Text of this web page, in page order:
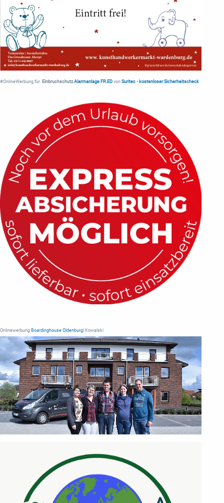
#OnlineWerbung für Einbruchschutz Alarmanlage FR.ED von Suritec • kostenloser Sicherheitscheck
Onlinewerbung Boardinghouse Oldenburg | Kowalski